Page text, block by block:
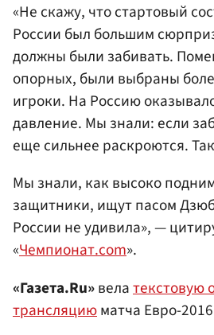
«Не скажу, что стартовый
России был большим
должны были забивать.
опорных, были выбраны
игроки. На Россию
давление. Мы знали: если
еще сильнее раскроются.
Мы знали, как высоко
защитники, ищут пасом
России не удивила», —
«Чемпионат.com».
«Газета.Ru»велатекстовую
трансляциюматча Евро-